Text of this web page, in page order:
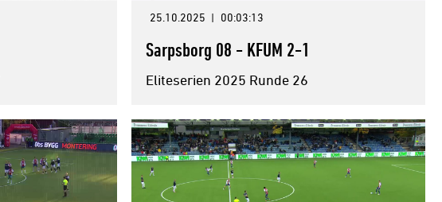
25.10.2025 | 00:03:13
Sarpsborg 08 - KFUM 2-1
Eliteserien 2025 Runde 26